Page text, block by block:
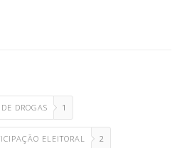
DROGAS 1
ELEITORAL 2